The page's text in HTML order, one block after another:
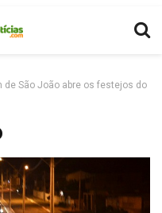
de São João abre os festejos do